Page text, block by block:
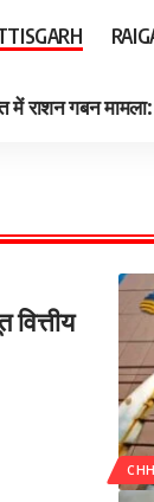
राशन गबन मामला: